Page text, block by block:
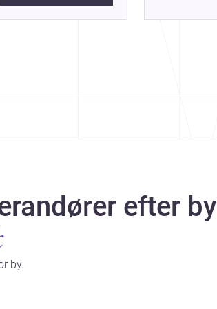
efter
by.